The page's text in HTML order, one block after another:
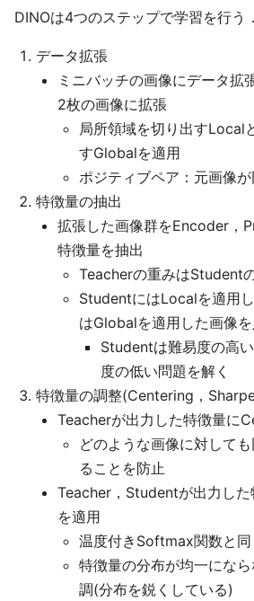
DINOは4つのステップで学習を行う．
データ拡張
ミニバッチの画像にデータ拡
2枚の画像に拡張
局所領域を切り出すLocal
すGlobalを適用
ポジティブペア：元画像
特徴量の抽出
拡張した画像群をEncoder，
特徴量を抽出
Teacherの重みはStudent
StudentにはLocalを適用
はGlobalを適用した画像を
Studentは難易度の高
度の低い問題を解く
特徴量の調整(Centering，
Teacherが出力した特徴量に
どのような画像に対して
ることを防止
Teacher，Studentが出力し
を適用
温度付きSoftmax関数と同
特徴量の分布が均一にな
調(分布を鋭くしている)